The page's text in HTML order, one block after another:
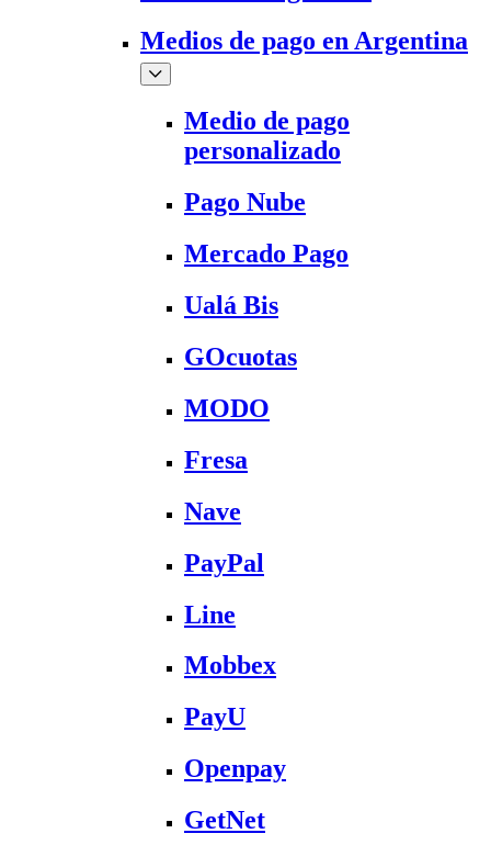
Medios de pago en Argentina
Medio de pago
personalizado
Pago Nube
Mercado Pago
Ualá Bis
GOcuotas
MODO
Fresa
Nave
PayPal
Line
Mobbex
PayU
Openpay
GetNet